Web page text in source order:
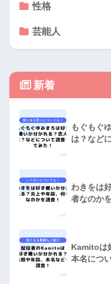
性格
芸能人
新着
もぐもぐ
は？など
わきをは
者なのか
Kamitoは
本名につ